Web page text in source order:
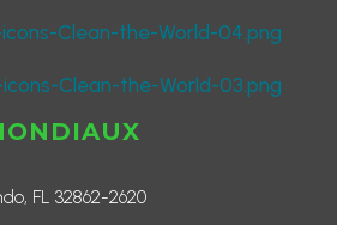
FL 32862-2620